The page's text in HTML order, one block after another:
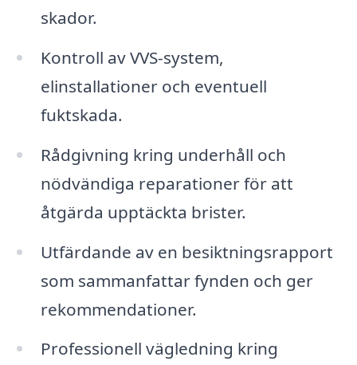
skador.
Kontroll av VVS-system,
elinstallationer och eventuell
fuktskada.
Rådgivning kring underhåll och
nödvändiga reparationer för att
åtgärda upptäckta brister.
Utfärdande av en besiktningsrapport
som sammanfattar fynden och ger
rekommendationer.
Professionell vägledning kring